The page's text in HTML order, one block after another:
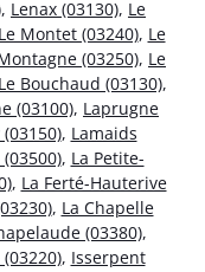
, Lenax (03130), Le
Le Montet (03240), Le
(03250), Le
Le Bouchaud (03130),
(03100), Laprugne
, Lamaids
, La Petite-
, La Ferté-Hauterive
, La Chapelle
(03380),
, Isserpent